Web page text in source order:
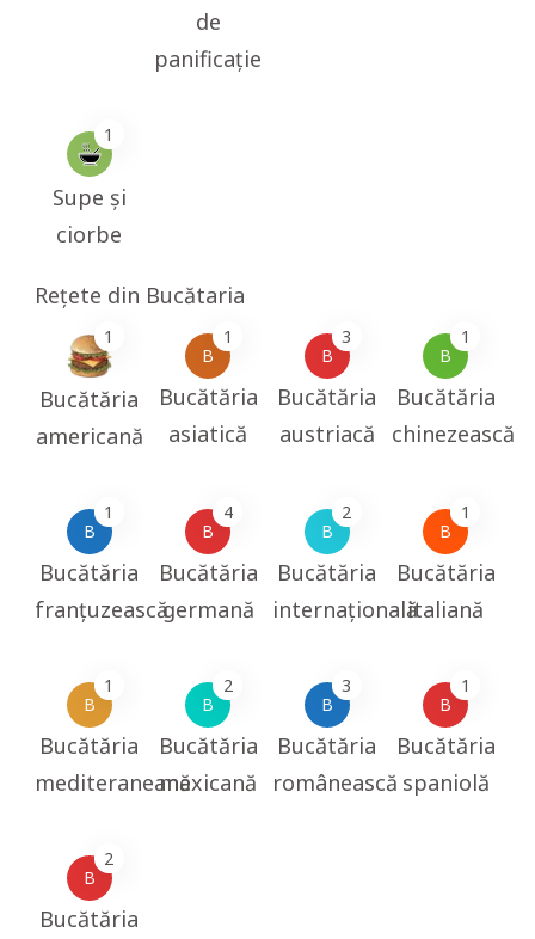
de
panificație
1
Supe și
ciorbe
Rețete din Bucătaria
1
Bucătăria
americană
B
1
Bucătăria
asiatică
B
3
Bucătăria
austriacă
B
1
Bucătăria
chinezească
B
1
Bucătăria
franțuzească
B
4
Bucătăria
germană
B
2
Bucătăria
internațională
B
1
Bucătăria
italiană
B
1
Bucătăria
mediteraneană
B
2
Bucătăria
mexicană
B
3
Bucătăria
românească
B
1
Bucătăria
spaniolă
B
2
Bucătăria